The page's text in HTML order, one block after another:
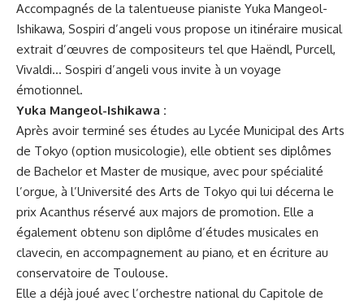
Accompagnés de la talentueuse pianiste Yuka Mangeol-
Ishikawa, Sospiri d’angeli vous propose un itinéraire musical
extrait d’œuvres de compositeurs tel que Haëndl, Purcell,
Vivaldi… Sospiri d’angeli vous invite à un voyage
émotionnel.
Yuka Mangeol-Ishikawa :
Après avoir terminé ses études au Lycée Municipal des Arts
de Tokyo (option musicologie), elle obtient ses diplômes
de Bachelor et Master de musique, avec pour spécialité
l’orgue, à l’Université des Arts de Tokyo qui lui décerna le
prix Acanthus réservé aux majors de promotion. Elle a
également obtenu son diplôme d’études musicales en
clavecin, en accompagnement au piano, et en écriture au
conservatoire de Toulouse.
Elle a déjà joué avec l’orchestre national du Capitole de